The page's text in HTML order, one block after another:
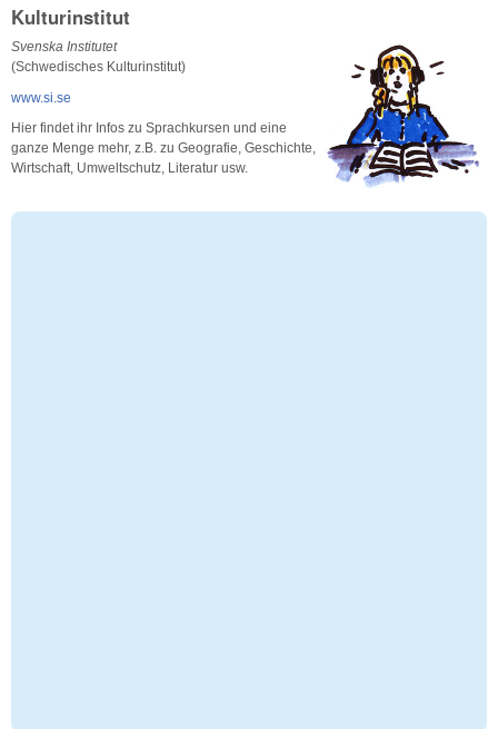
Kulturinstitut
Svenska Institutet
(Schwedisches Kulturinstitut)
www.si.se
Hier findet ihr Infos zu Sprachkursen und eine
ganze Menge mehr, z.B. zu Geografie, Geschichte,
Wirtschaft, Umweltschutz, Literatur usw.